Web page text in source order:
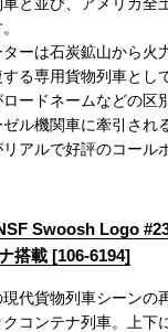
ターは石炭鉱山から火
する専用貨物列車とし
ードネームなどの区
ル機関車に牽引され
アルで好評のコール
Swoosh Logo
搭載 [106-6194]
代貨物列車シーンの
コンテナ列車。上下